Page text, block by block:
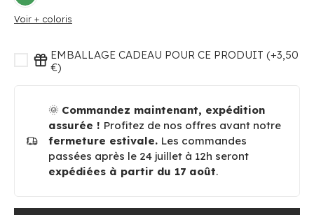
Voir + coloris
EMBALLAGE CADEAU POUR CE PRODUIT (+3,50
€)
🌞 Commandez maintenant, expédition
assurée ! Profitez de nos offres avant notre
fermeture estivale. Les commandes
passées après le 24 juillet à 12h seront
expédiées à partir du 17 août.